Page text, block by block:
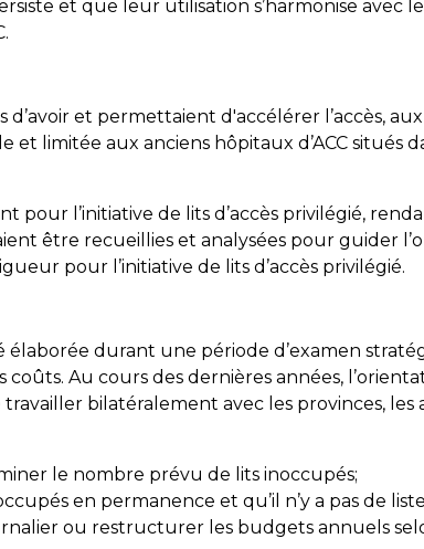
et que leur utilisation s’harmonise avec
d’avoir et permettaient d'accélérer l’accès,
limitée aux anciens hôpitaux d’ACC situés
l’initiative de lits d’accès privilégié,
être recueillies et analysées pour guider
pour l’initiative de lits d’accès privilégié.
élaborée durant une période d’examen
Au cours des dernières années,
bilatéralement avec les provinces, les
le nombre prévu de lits inoccupés;
en permanence et qu’il n’y a pas de
ou restructurer les budgets annuels